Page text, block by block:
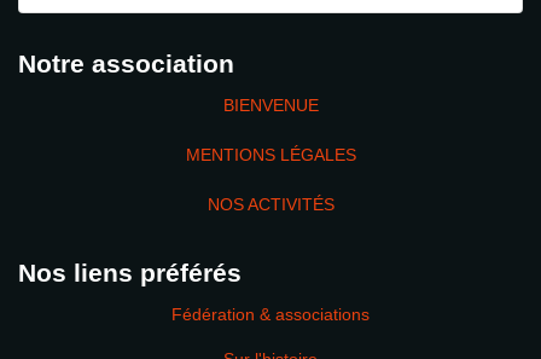
Notre association
BIENVENUE
MENTIONS LÉGALES
NOS ACTIVITÉS
Nos liens préférés
Fédération & associations